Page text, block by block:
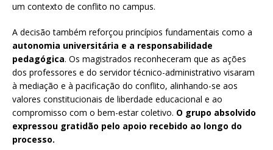
um contexto de conflito no campus.
A decisão também reforçou princípios fundamentais como a
autonomia universitária e a responsabilidade
pedagógica. Os magistrados reconheceram que as ações
dos professores e do servidor técnico-administrativo visaram
à mediação e à pacificação do conflito, alinhando-se aos
valores constitucionais de liberdade educacional e ao
compromisso com o bem-estar coletivo. O grupo absolvido
expressou gratidão pelo apoio recebido ao longo do
processo.